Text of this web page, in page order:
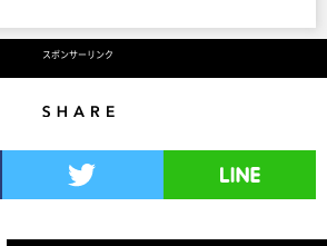
スポンサーリンク